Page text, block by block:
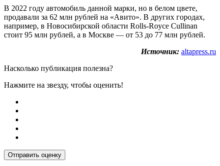
В 2022 году автомобиль данной марки, но в белом цвете,
продавали за 62 млн рублей на «Авито». В других городах,
например, в Новосибирской области Rolls-Royce Cullinan
стоит 95 млн рублей, а в Москве — от 53 до 77 млн рублей.
Источник: altapress.ru
Насколько публикация полезна?
Нажмите на звезду, чтобы оценить!
Отправить оценку